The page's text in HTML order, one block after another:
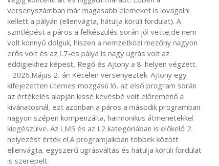
versenyszámban már magasabb elemeket is lovagolni
kellett a pályán (ellenvágta, hátulja körüli fordulat). A
szintlépést a páros a felkészülés során jól vette,de nem
volt könnyű dolguk, hiszen a nemzetközi mezőny nagyon
erős volt és az L7-es pálya is nagy ugrás volt az
eddigiekhez képest, Regő és Ajtony a 8. helyen végzett.
- 2026.Május 2.-án Kecelen versenyeztek. Ajtony egy
kifejezetten ütemes mozgású ló, az első program során
az értékelés alapján kissé kevésbé volt előremenő a
kívánatosnál, ezt azonban a páros a második programban
nagyon szépen kompenzálta, harmonikus átmenetekkel
kiegészülve. Az LM5 és az L2 kategóriában is előkelő 2.
helyezést érték el.A programjaikban többek között
ellenvágta, egyszerű ugrásváltás és hátulja körüli fordulat
is szerepelt.